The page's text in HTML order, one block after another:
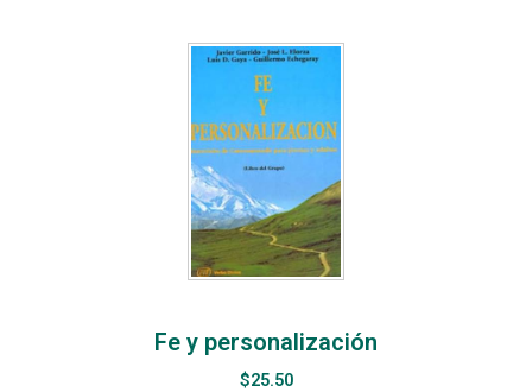
Fe y personalización
$25.50